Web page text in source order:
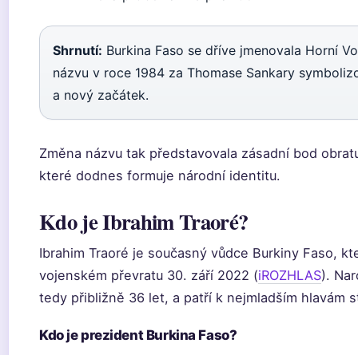
Shrnutí: Burkina Faso se dříve jmenovala Horní
názvu v roce 1984 za Thomase Sankary
a nový začátek.
Změna názvu tak představovala zásadní bod
které dodnes formuje národní identitu.
Kdo je Ibrahim Traoré?
Ibrahim Traoré je současný vůdce Burkiny Faso,
vojenském převratu 30. září 2022 (iROZHLAS).
tedy přibližně 36 let, a patří k nejmladším hlavám
Kdo je prezident Burkina Faso?